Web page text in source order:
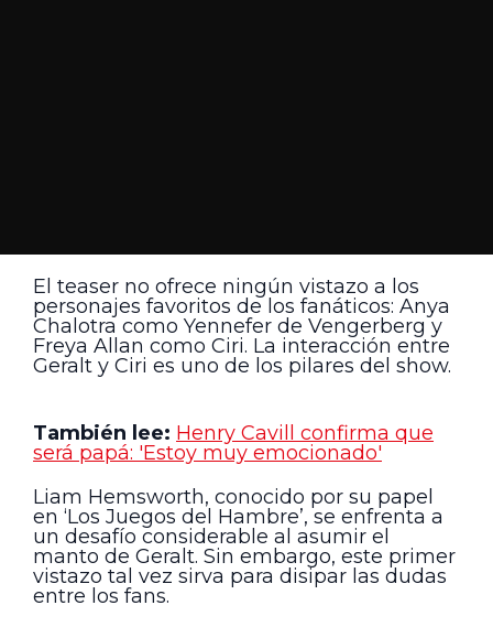
El teaser no ofrece ningún vistazo a los
personajes favoritos de los fanáticos: Anya
Chalotra como Yennefer de Vengerberg y
Freya Allan como Ciri. La interacción entre
Geralt y Ciri es uno de los pilares del show.
También lee: Henry Cavill confirma que
será papá: 'Estoy muy emocionado'
Liam Hemsworth, conocido por su papel
en ‘Los Juegos del Hambre’, se enfrenta a
un desafío considerable al asumir el
manto de Geralt. Sin embargo, este primer
vistazo tal vez sirva para disipar las dudas
entre los fans.